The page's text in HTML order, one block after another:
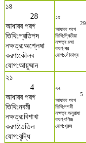
১৪
28
আধারর পরগ
তিথি:প্রতিপদ
নক্ষত্র:অশ্লেষা
করণ:কৌলব
যোগ:আয়ুষ্মান
১৫
29
আধারর পরগ
তিথি:দ্বিতীয়া
নক্ষত্র:মঘা
করণ:গর
যোগ:সৌভাগ্য
২১
4
আধারর পরগ
তিথি:নবমী
নক্ষত্র:বিশাখা
করণ:তৈতিল
যোগ:বৃদ্ধি
২২
5
আধারর পরগ
তিথি:দশমী
নক্ষত্র:অনুরাধা
করণ:বণিজ
যোগ:ধ্রুব